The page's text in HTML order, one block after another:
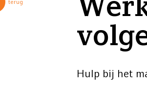
terug
Hulp bij het